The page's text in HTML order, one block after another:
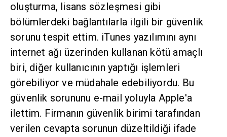
oluşturma, lisans sözleşmesi gibi
bölümlerdeki bağlantılarla ilgili bir güvenlik
sorunu tespit ettim. iTunes yazılımını aynı
internet ağı üzerinden kullanan kötü amaçlı
biri, diğer kullanıcının yaptığı işlemleri
görebiliyor ve müdahale edebiliyordu. Bu
güvenlik sorununu e-mail yoluyla Apple'a
ilettim. Firmanın güvenlik birimi tarafından
verilen cevapta sorunun düzeltildiği ifade